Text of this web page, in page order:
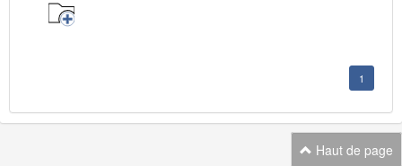
1
Haut de page